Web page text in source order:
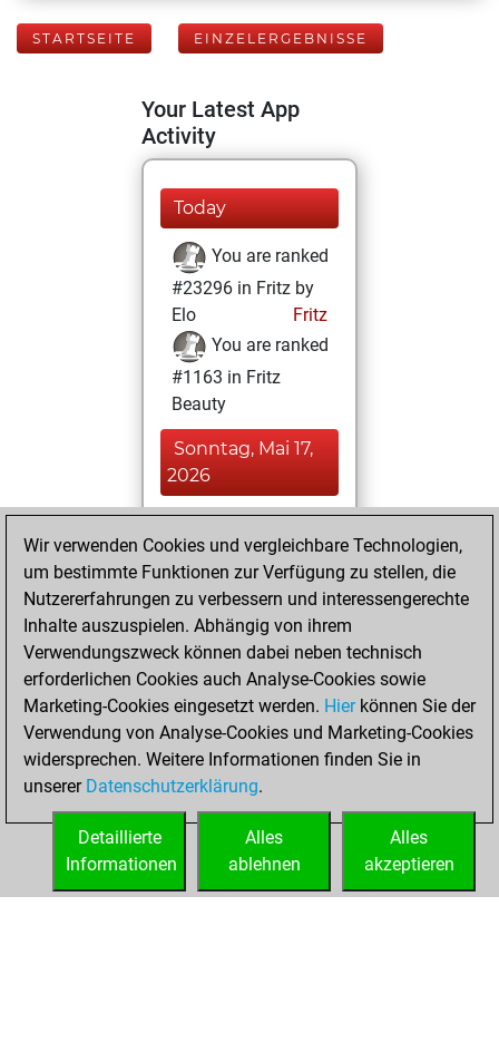
STARTSEITE EINZELERGEBNISSE
Your Latest App
Activity
Today
You are ranked
#23296 in Fritz by
Elo
Fritz
You are ranked
#1163 in Fritz
Beauty
Sonntag, Mai 17,
2026
BeautyScore of 502
Fritz
achieved a new Elo
of 1278
Sonntag,
September 7,
2025
You created
your Fritz account
Wir verwenden Cookies und vergleichbare Technologien,
um bestimmte Funktionen zur Verfügung zu stellen, die
Nutzererfahrungen zu verbessern und interessengerechte
Inhalte auszuspielen. Abhängig von ihrem
Verwendungszweck können dabei neben technisch
erforderlichen Cookies auch Analyse-Cookies sowie
Marketing-Cookies eingesetzt werden. Hierkönnen Sie der
Verwendung von Analyse-Cookies und Marketing-Cookies
widersprechen. Weitere Informationen finden Sie in
unserer Datenschutzerklärung.
Alles
akzeptieren
Alles
ablehnen
Detaillierte
Informationen